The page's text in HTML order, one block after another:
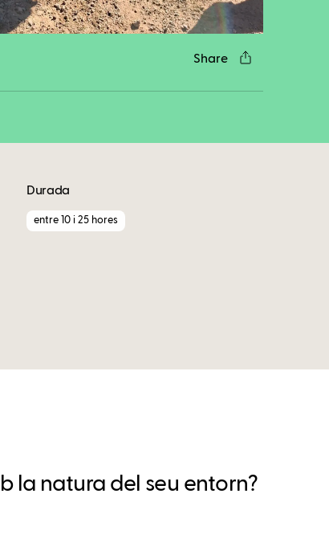
Share
Durada
entre 10 i 25 hores
la natura del seu entorn?